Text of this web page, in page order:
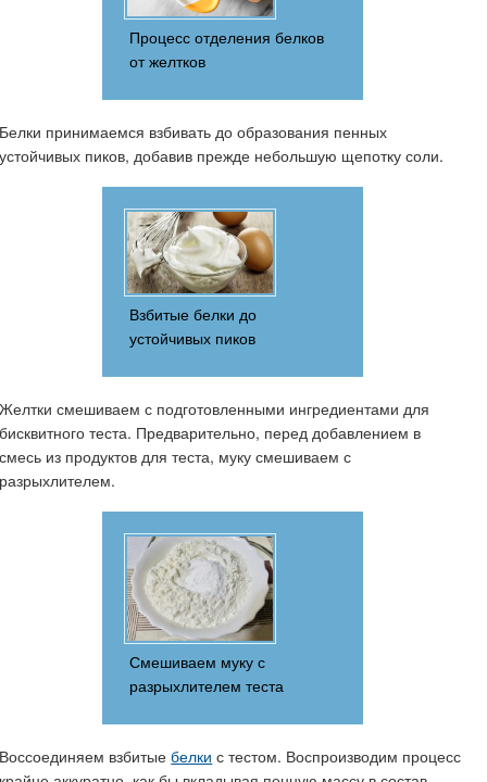
Процесс отделения белков
от желтков
Белки принимаемся взбивать до образования пенных
устойчивых пиков, добавив прежде небольшую щепотку соли.
Взбитые белки до
устойчивых пиков
Желтки смешиваем с подготовленными ингредиентами для
бисквитного теста. Предварительно, перед добавлением в
смесь из продуктов для теста, муку смешиваем с
разрыхлителем.
Смешиваем муку с
разрыхлителем теста
Воссоединяем взбитыебелки с тестом. Воспроизводим процесс